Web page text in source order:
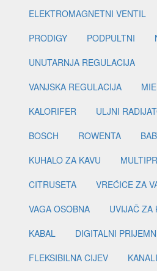
ELEKTROMAGNETNI VENTIL
PRODIGY
PODPULTNI
UNUTARNJA REGULACIJA
VANJSKA REGULACIJA
KALORIFER
ULJNI
BOSCH
ROWENTA
KUHALO ZA KAVU
CITRUSETA
VREĆICE ZA
VAGA OSOBNA
UVIJAČ ZA
KABAL
DIGITALNI
FLEKSIBILNA CIJEV